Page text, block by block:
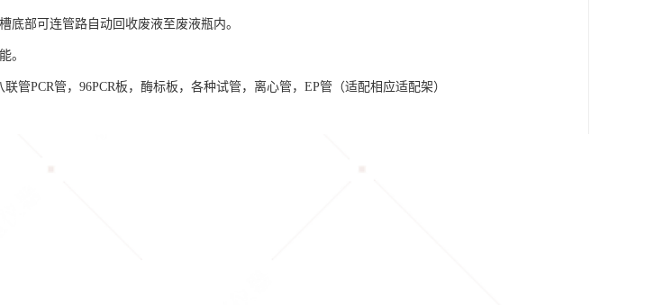
底部可连管路自动回收废液至废液瓶内。
。
管PCR管，96PCR板，酶标板，各种试管，离心管，EP管（适配相应适配架）